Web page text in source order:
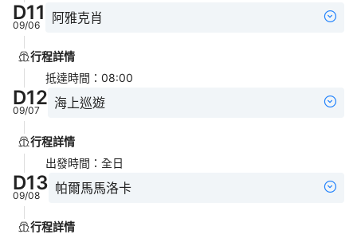
D11
09/06 阿雅克肖
行程詳情
抵達時間 ： 08:00
D12
09/07 海上巡遊
行程詳情
出發時間 ： 全日
D13
09/08 帕爾馬馬洛卡
行程詳情